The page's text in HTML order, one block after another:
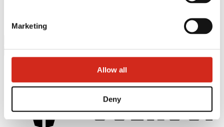
Marketing
Allow all
Deny
Kontakt